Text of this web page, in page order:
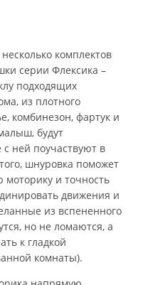
комплектов
серии Флексика –
подходящих
из плотного
комбинезон, фартук и
будут
с ней поучаствуют в
шнуровка поможет
и точность
движения и
из вспененного
но не ломаются, а
к гладкой
комнаты).